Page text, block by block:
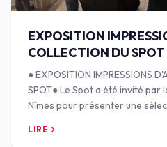
EXPOSITION
COLLECTION DU SPOT
● EXPOSITION IMPRESSIONS
SPOT● Le Spot a été invité par
Nîmes pour présenter une
LIRE